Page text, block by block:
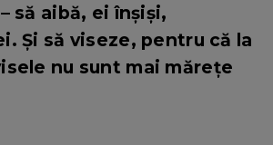
să aibă, ei înșiși,
Și să viseze, pentru că la
nu sunt mai mărețe